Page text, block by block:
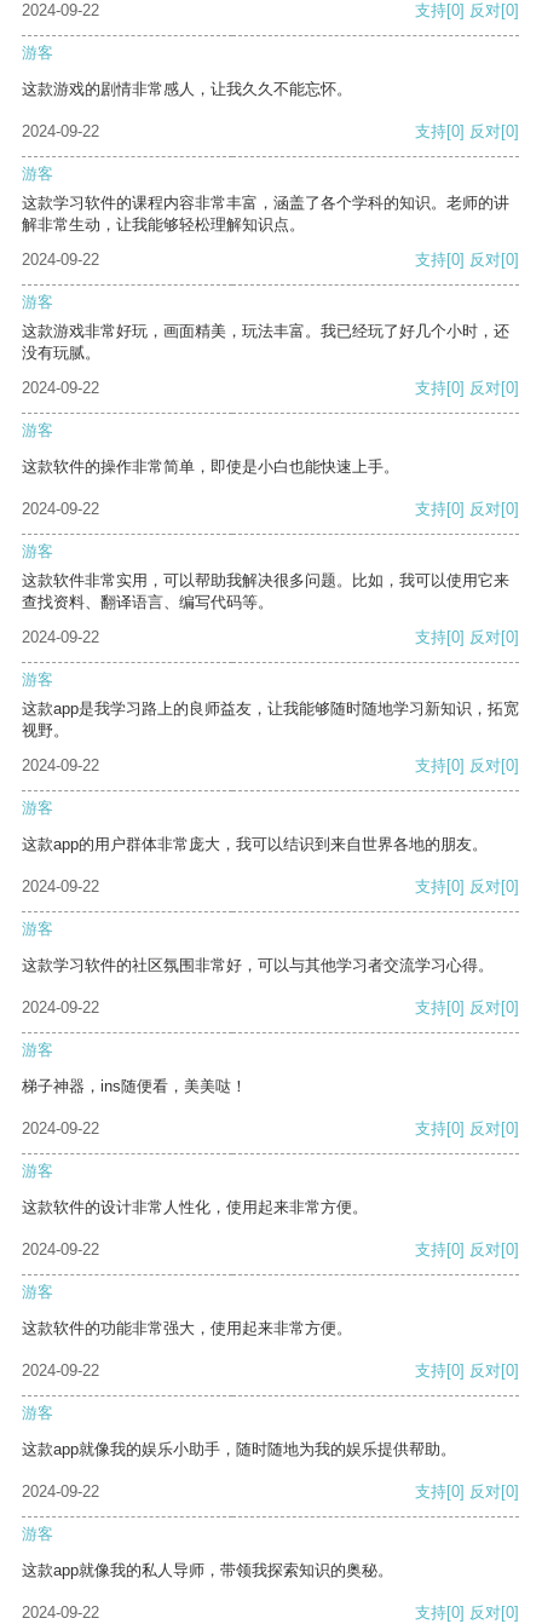
2024-09-22
支持[0] 反对[0]
游客
这款游戏的剧情非常感人，让我久久不能忘怀。
2024-09-22 支持[0] 反对[0]
游客
这款学习软件的课程内容非常丰富，涵盖了各个学科的知识。老师的讲
解非常生动，让我能够轻松理解知识点。
2024-09-22
支持[0] 反对[0]
游客
这款游戏非常好玩，画面精美，玩法丰富。我已经玩了好几个小时，还
没有玩腻。
2024-09-22
支持[0] 反对[0]
游客
这款软件的操作非常简单，即使是小白也能快速上手。
2024-09-22 支持[0] 反对[0]
游客
这款软件非常实用，可以帮助我解决很多问题。比如，我可以使用它来
查找资料、翻译语言、编写代码等。
2024-09-22
支持[0] 反对[0]
游客
这款app是我学习路上的良师益友，让我能够随时随地学习新知识，拓宽
视野。
2024-09-22
支持[0] 反对[0]
游客
这款app的用户群体非常庞大，我可以结识到来自世界各地的朋友。
2024-09-22 支持[0] 反对[0]
游客
这款学习软件的社区氛围非常好，可以与其他学习者交流学习心得。
2024-09-22 支持[0] 反对[0]
游客
梯子神器，ins随便看，美美哒！
2024-09-22 支持[0] 反对[0]
游客
这款软件的设计非常人性化，使用起来非常方便。
2024-09-22 支持[0] 反对[0]
游客
这款软件的功能非常强大，使用起来非常方便。
2024-09-22 支持[0] 反对[0]
游客
这款app就像我的娱乐小助手，随时随地为我的娱乐提供帮助。
2024-09-22 支持[0] 反对[0]
游客
这款app就像我的私人导师，带领我探索知识的奥秘。
2024-09-22 支持[0] 反对[0]